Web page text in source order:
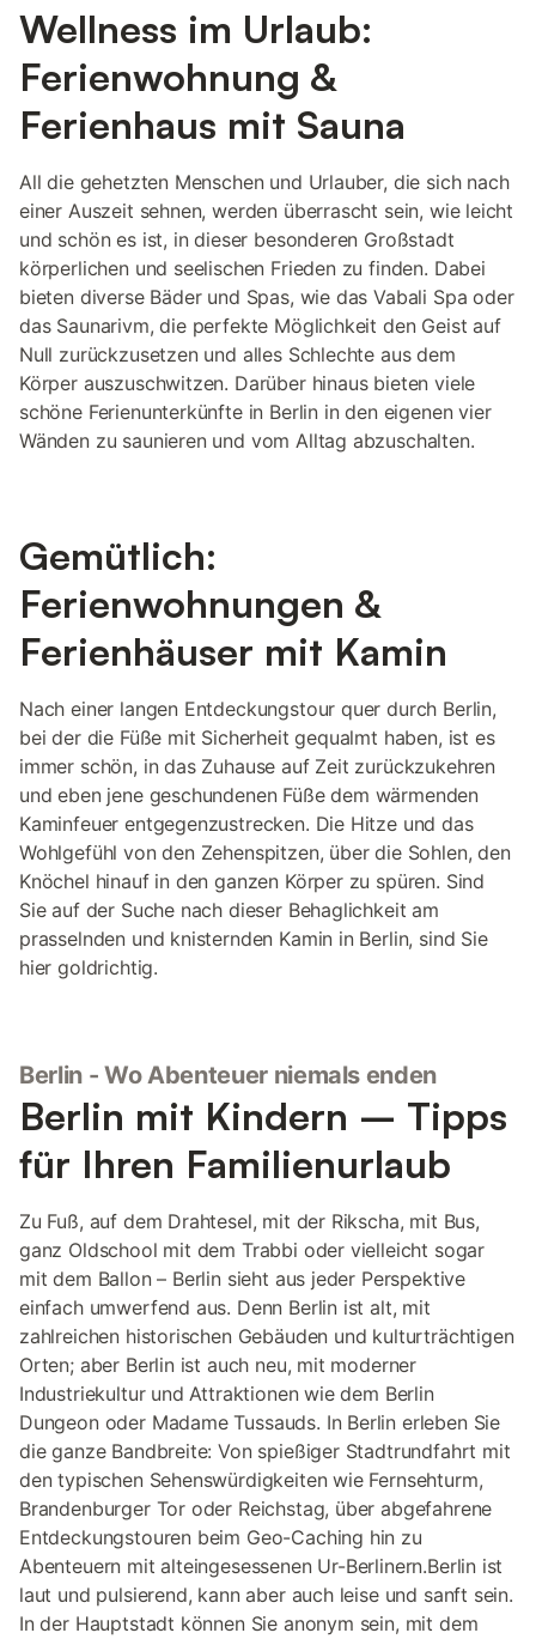
Wellness im Urlaub:
Ferienwohnung &
Ferienhaus mit Sauna
All die gehetzten Menschen und Urlauber, die sich nach
einer Auszeit sehnen, werden überrascht sein, wie leicht
und schön es ist, in dieser besonderen Großstadt
körperlichen und seelischen Frieden zu finden. Dabei
bieten diverse Bäder und Spas, wie das Vabali Spa oder
das Saunarivm, die perfekte Möglichkeit den Geist auf
Null zurückzusetzen und alles Schlechte aus dem
Körper auszuschwitzen. Darüber hinaus bieten viele
schöne Ferienunterkünfte in Berlin in den eigenen vier
Wänden zu saunieren und vom Alltag abzuschalten.
Gemütlich:
Ferienwohnungen &
Ferienhäuser mit Kamin
Nach einer langen Entdeckungstour quer durch Berlin,
bei der die Füße mit Sicherheit gequalmt haben, ist es
immer schön, in das Zuhause auf Zeit zurückzukehren
und eben jene geschundenen Füße dem wärmenden
Kaminfeuer entgegenzustrecken. Die Hitze und das
Wohlgefühl von den Zehenspitzen, über die Sohlen, den
Knöchel hinauf in den ganzen Körper zu spüren. Sind
Sie auf der Suche nach dieser Behaglichkeit am
prasselnden und knisternden Kamin in Berlin, sind Sie
hier goldrichtig.
Berlin - Wo Abenteuer niemals enden
Berlin mit Kindern – Tipps
für Ihren Familienurlaub
Zu Fuß, auf dem Drahtesel, mit der Rikscha, mit Bus,
ganz Oldschool mit dem Trabbi oder vielleicht sogar
mit dem Ballon – Berlin sieht aus jeder Perspektive
einfach umwerfend aus. Denn Berlin ist alt, mit
zahlreichen historischen Gebäuden und kulturträchtigen
Orten; aber Berlin ist auch neu, mit moderner
Industriekultur und Attraktionen wie dem Berlin
Dungeon oder Madame Tussauds. In Berlin erleben Sie
die ganze Bandbreite: Von spießiger Stadtrundfahrt mit
den typischen Sehenswürdigkeiten wie Fernsehturm,
Brandenburger Tor oder Reichstag, über abgefahrene
Entdeckungstouren beim Geo-Caching hin zu
Abenteuern mit alteingesessenen Ur-Berlinern.Berlin ist
laut und pulsierend, kann aber auch leise und sanft sein.
In der Hauptstadt können Sie anonym sein, mit dem